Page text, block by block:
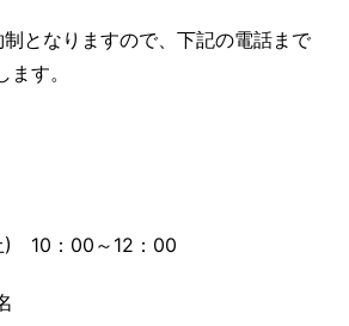
となりますので、下記の電話まで
す。
) 10：00～12：00